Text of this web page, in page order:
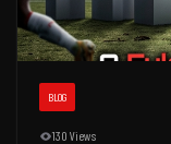
BLOG
130 Views